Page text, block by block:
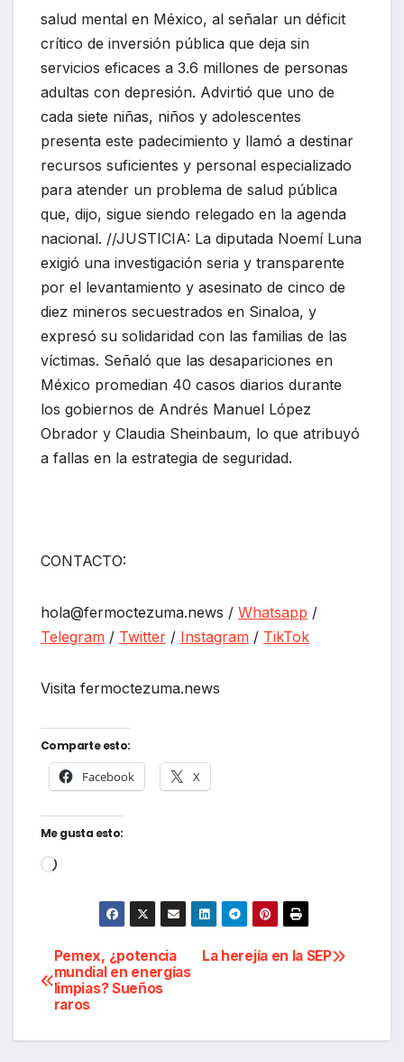
salud mental en México, al señalar un déficit
crítico de inversión pública que deja sin
servicios eficaces a 3.6 millones de personas
adultas con depresión. Advirtió que uno de
cada siete niñas, niños y adolescentes
presenta este padecimiento y llamó a destinar
recursos suficientes y personal especializado
para atender un problema de salud pública
que, dijo, sigue siendo relegado en la agenda
nacional. //JUSTICIA: La diputada Noemí Luna
exigió una investigación seria y transparente
por el levantamiento y asesinato de cinco de
diez mineros secuestrados en Sinaloa, y
expresó su solidaridad con las familias de las
víctimas. Señaló que las desapariciones en
México promedian 40 casos diarios durante
los gobiernos de Andrés Manuel López
Obrador y Claudia Sheinbaum, lo que atribuyó
a fallas en la estrategia de seguridad.
CONTACTO:
hola@fermoctezuma.news / Whatsapp /
Telegram / Twitter / Instagram / TikTok
Visita fermoctezuma.news
Comparte esto:
Facebook X
Me gusta esto:
Cargando...
Navegación
de
entradas
La herejía en la SEP
Pemex, ¿potencia
mundial en energías
limpias? Sueños
raros